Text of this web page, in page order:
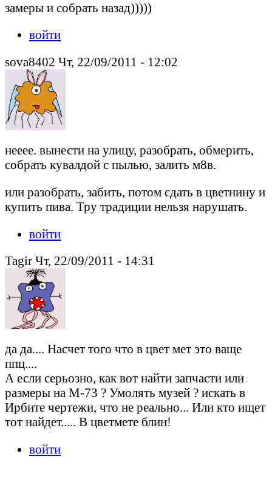
замеры и собрать назад)))))
войти
sova8402 Чт, 22/09/2011 - 12:02
нееее. вынести на улицу, разобрать, обмерить,
собрать кувалдой с пылью, залить м8в.
или разобрать, забить, потом сдать в цветнину и
купить пива. Тру традиции нельзя нарушать.
войти
Tagir Чт, 22/09/2011 - 14:31
да да.... Насчет того что в цвет мет это ваще
ппц....
А если серьозно, как вот найти запчасти или
размеры на М-73 ? Умолять музей ? искать в
Ирбите чертежи, что не реально... Или кто ищет
тот найдет..... В цветмете блин!
войти